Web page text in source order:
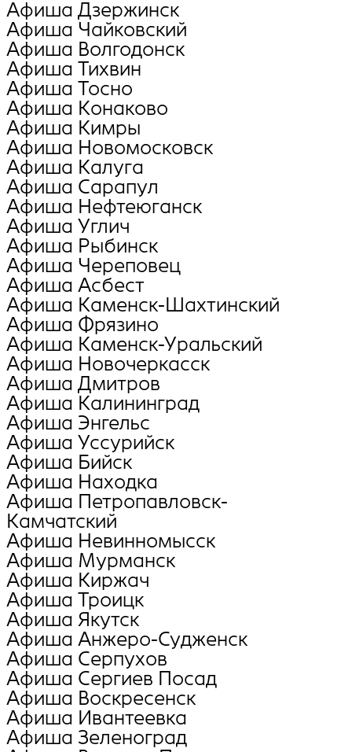
Афиша Дзержинск
Афиша Чайковский
Афиша Волгодонск
Афиша Тихвин
Афиша Тосно
Афиша Конаково
Афиша Кимры
Афиша Новомосковск
Афиша Калуга
Афиша Сарапул
Афиша Нефтеюганск
Афиша Углич
Афиша Рыбинск
Афиша Череповец
Афиша Асбест
Афиша Каменск-Шахтинский
Афиша Фрязино
Афиша Каменск-Уральский
Афиша Новочеркасск
Афиша Дмитров
Афиша Калининград
Афиша Энгельс
Афиша Уссурийск
Афиша Бийск
Афиша Находка
Афиша Петропавловск-
Камчатский
Афиша Невинномысск
Афиша Мурманск
Афиша Киржач
Афиша Троицк
Афиша Якутск
Афиша Анжеро-Судженск
Афиша Серпухов
Афиша Сергиев Посад
Афиша Воскресенск
Афиша Ивантеевка
Афиша Зеленоград